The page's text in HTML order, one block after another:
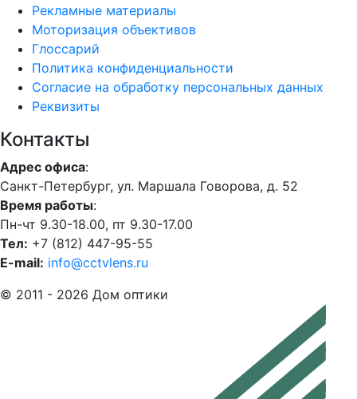
Рекламные материалы
Моторизация объективов
Глоссарий
Политика конфиденциальности
Согласие на обработку персональных данных
Реквизиты
Контакты
Адрес офиса:
Санкт-Петербург, ул. Маршала Говорова, д. 52
Время работы:
Пн-чт 9.30-18.00, пт 9.30-17.00
Тел: +7 (812) 447-95-55
E-mail: info@cctvlens.ru
© 2011 - 2026 Дом оптики